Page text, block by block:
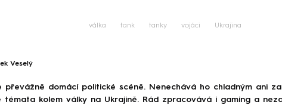
válka tank tanky vojáci Ukrajina
Veselý
převážně domácí politické scéně. Nenechává ho chladným ani
témata kolem války na Ukrajině. Rád zpracovává i gaming a